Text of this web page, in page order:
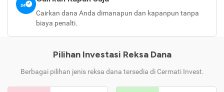
Cairkan dana Anda dimanapun dan kapanpun tanpa
biaya penalti.
Pilihan Investasi Reksa Dana
Berbagai pilihan jenis reksa dana tersedia di Cermati Invest.